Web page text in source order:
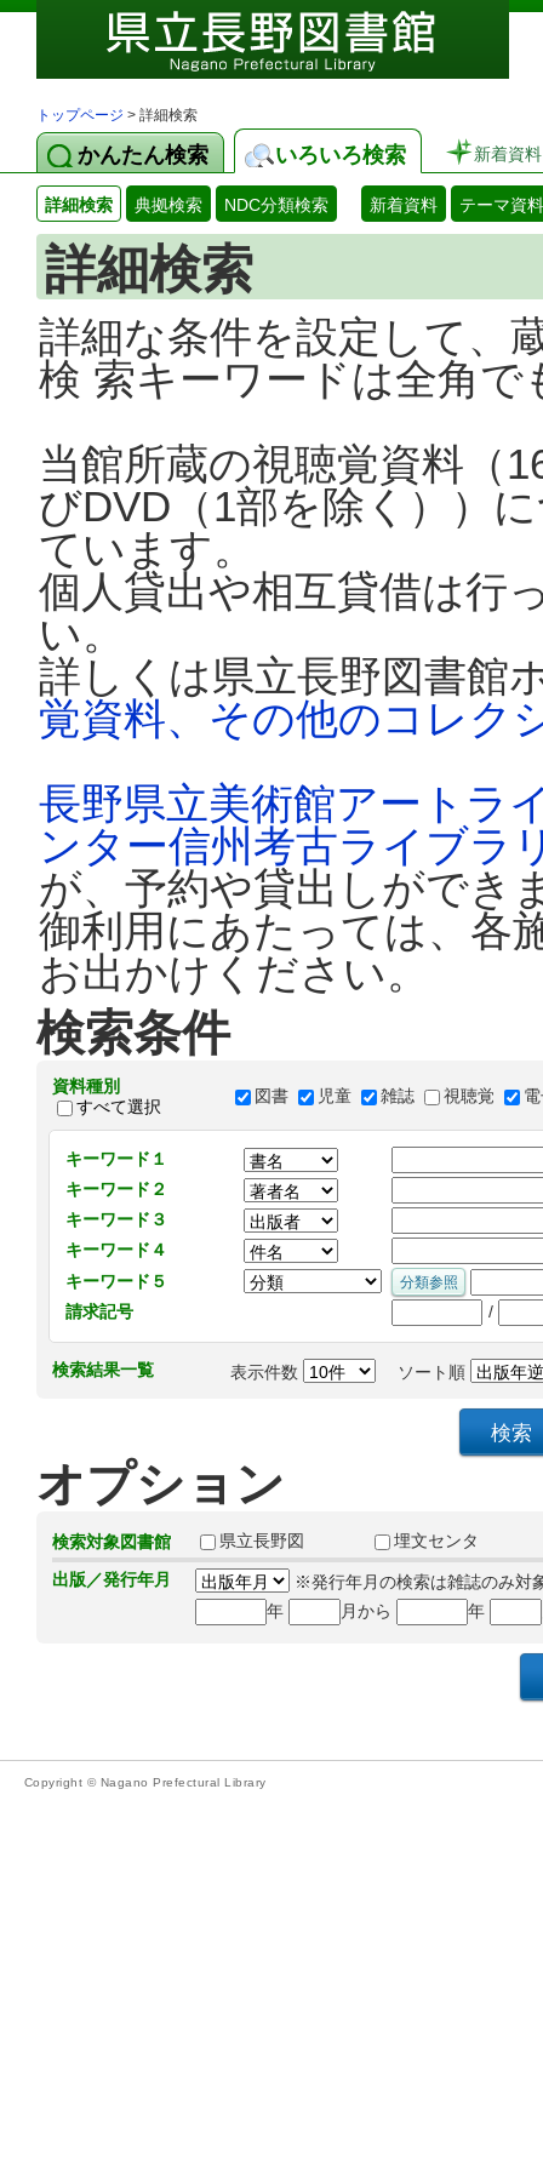
トップページ > 詳細検索
かんたん検索 いろいろ検索 新着資料
詳細検索 典拠検索 NDC分類検索 新着資料 テーマ資料
詳細検索
詳細な条件を設定して、
検 索キーワードは全角
当館所蔵の視聴覚資料（
びDVD（1部を除く））
ています。
個人貸出や相互貸借は行
い。
詳しくは県立長野図書館
覚資料、その他のコレク
長野県立美術館アートラ
ンター信州考古ライブラ
が、予約や貸出しができ
御利用にあたっては、各
お出かけください。
検索条件
資料種別
すべて選択
図書 児童 雑誌 視聴覚
キーワード１
キーワード２
キーワード３
キーワード４
キーワード５
請求記号
/
検索結果一覧 表示件数 ソート順
オプション
検索対象図書館 県立長野図
埋文センタ
出版／発行年月
※発行年月の検索は雑誌のみ対
年
月から 年
Copyright © Nagano Prefectural Library